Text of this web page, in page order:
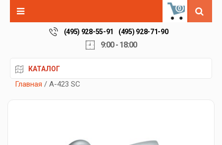
0
(495) 928-55-91 (495) 928-71-90
9:00 - 18:00
КАТАЛОГ
Главная / A-423 SC